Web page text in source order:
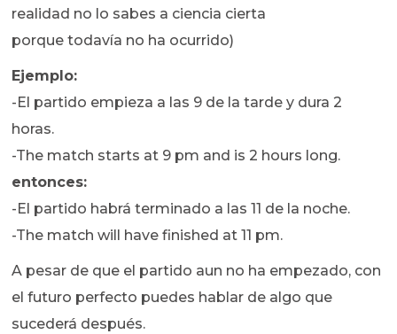
realidad no lo sabes a ciencia cierta
porque todavía no ha ocurrido)
Ejemplo:
-El partido empieza a las 9 de la tarde y dura 2
horas.
-The match starts at 9 pm and is 2 hours long.
entonces:
-El partido habrá terminado a las 11 de la noche.
-The match will have finished at 11 pm.
A pesar de que el partido aun no ha empezado, con
el futuro perfecto puedes hablar de algo que
sucederá después.